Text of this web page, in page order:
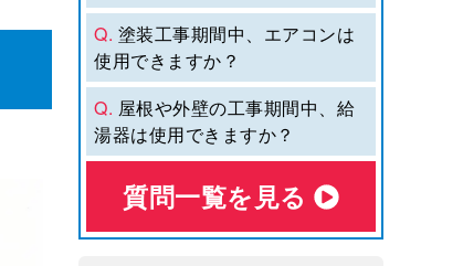
Q. 塗装工事期間中、エアコンは
使用できますか？
Q. 屋根や外壁の工事期間中、給
湯器は使用できますか？
質問⼀覧を⾒る